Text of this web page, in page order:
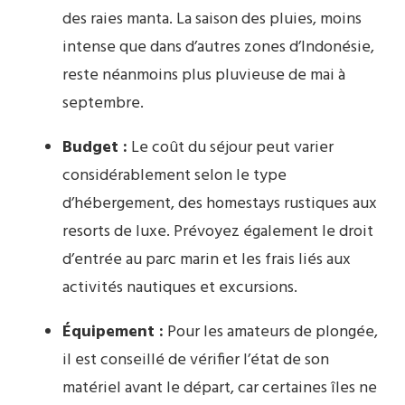
des raies manta. La saison des pluies, moins
intense que dans d’autres zones d’Indonésie,
reste néanmoins plus pluvieuse de mai à
septembre.
Budget : Le coût du séjour peut varier
considérablement selon le type
d’hébergement, des homestays rustiques aux
resorts de luxe. Prévoyez également le droit
d’entrée au parc marin et les frais liés aux
activités nautiques et excursions.
Équipement : Pour les amateurs de plongée,
il est conseillé de vérifier l’état de son
matériel avant le départ, car certaines îles ne